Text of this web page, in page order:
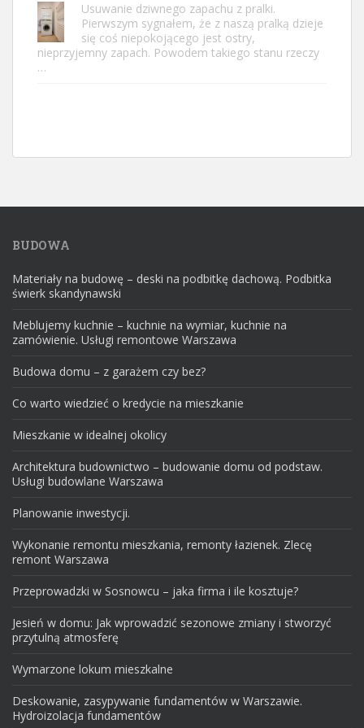
Usuwanie dziwnego zapachu z pralki.
Pierwszym sygnałem, że z naszą pralką dzieje
się coś niepokojącego jest ostry,
nieprzyjemny zapach. Powodem takiego stanu rzeczy
…
BUDOWA
Materiały na budowę – deski na podbitkę dachową. Podbitka
świerk skandynawski
Meblujemy kuchnie – kuchnie na wymiar, kuchnie na
zamówienie. Usługi remontowe Warszawa
Budowa domu – z garażem czy bez?
Co warto wiedzieć o kredycie na mieszkanie
Mieszkanie w idealnej okolicy
Architektura budownictwo – budowanie domu od podstaw.
Usługi budowlane Warszawa
Planowanie inwestycji.
Wykonanie remontu mieszkania, remonty łazienek. Zlecę
remont Warszawa
Przeprowadzki w Sosnowcu – jaka firma i ile kosztuje?
Jesień w domu: Jak wprowadzić sezonowe zmiany i stworzyć
przytulną atmosferę
Wymarzone lokum mieszkalne
Deskowanie, zasypywanie fundamentów w Warszawie.
Hydroizolacja fundamentów